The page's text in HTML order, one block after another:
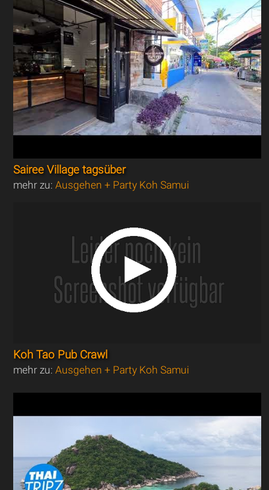
Sairee Village tagsüber
mehr zu:Ausgehen + Party Koh Samui
Koh Tao Pub Crawl
mehr zu:Ausgehen + Party Koh Samui